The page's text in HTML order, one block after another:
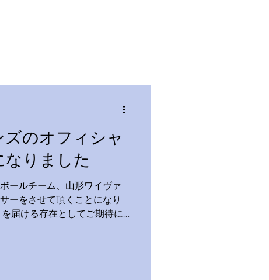
のオフィシャ
りました
ールチーム、山形ワイヴァ
ーをさせて頂くことになり
届ける存在としてご期待に